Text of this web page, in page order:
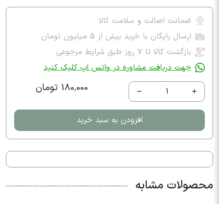
ضمانت اصالت و سلامت کالا
ارسال رایگان با خرید بیش از 5 میلیون تومان
بازگشت کالا تا ۷ روز طبق شرایط مرجوعی
جهت دریافت مشاوره در واتس اپ کلیک کنید
1 180,000 تومان
افزودن به سبد خرید
محصولات مشابه